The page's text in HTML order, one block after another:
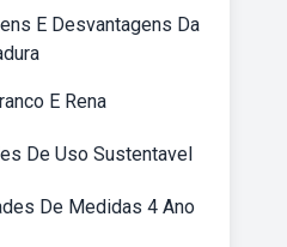
E Desvantagens Da
E Rena
De Uso Sustentavel
De Medidas 4 Ano